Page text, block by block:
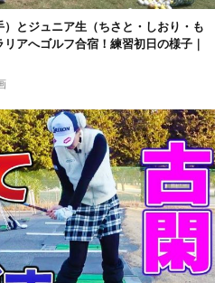
とジュニア生（ちさと・しおり・も
アへゴルフ合宿！練習初日の様子｜